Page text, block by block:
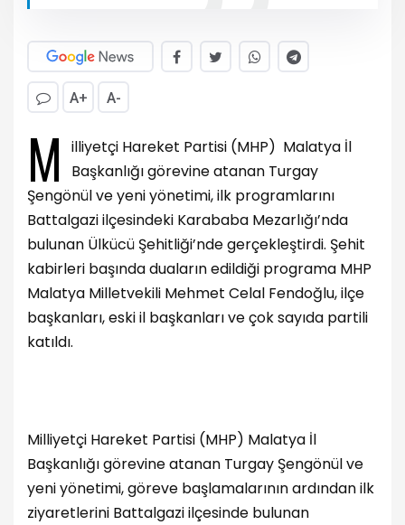
A+ A-
M
illiyetçi Hareket Partisi (MHP) Malatya İl
Başkanlığı görevine atanan Turgay
Şengönül ve yeni yönetimi, ilk programlarını
Battalgazi ilçesindeki Karababa Mezarlığı’nda
bulunan Ülkücü Şehitliği’nde gerçekleştirdi. Şehit
kabirleri başında duaların edildiği programa MHP
Malatya Milletvekili Mehmet Celal Fendoğlu, ilçe
başkanları, eski il başkanları ve çok sayıda partili
katıldı.
Milliyetçi Hareket Partisi (MHP) Malatya İl
Başkanlığı görevine atanan Turgay Şengönül ve
yeni yönetimi, göreve başlamalarının ardından ilk
ziyaretlerini Battalgazi ilçesinde bulunan